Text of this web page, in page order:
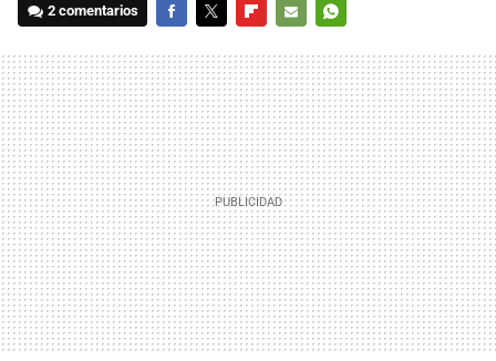
2 comentarios
MAIL